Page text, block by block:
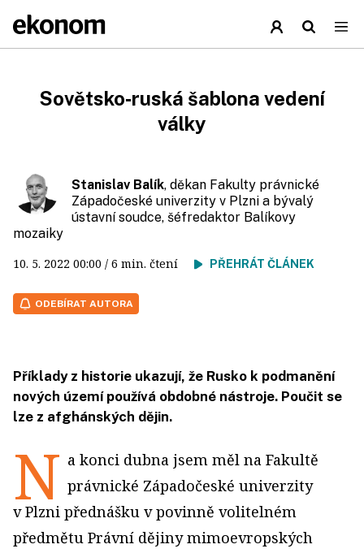
Sovětsko‑ruská šablona vedení
války
Stanislav Balík, děkan Fakulty právnické
Západočeské univerzity v Plzni a bývalý
ústavní soudce, šéfredaktor Balíkovy
mozaiky
10. 5. 2022 00:00 / 6 min. čtení PŘEHRÁT ČLÁNEK
ODEBÍRAT AUTORA
Příklady z historie ukazují, že Rusko k podmanění
nových území používá obdobné nástroje. Poučit se
lze z afghánských dějin.
N a konci dubna jsem měl na Fakultě
právnické Západočeské univerzity
v Plzni přednášku v povinně volitelném
předmětu Právní dějiny mimoevropských